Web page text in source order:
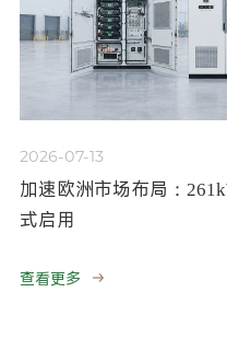
2026-07-13
加速欧洲市场布局：
式启用
查看更多